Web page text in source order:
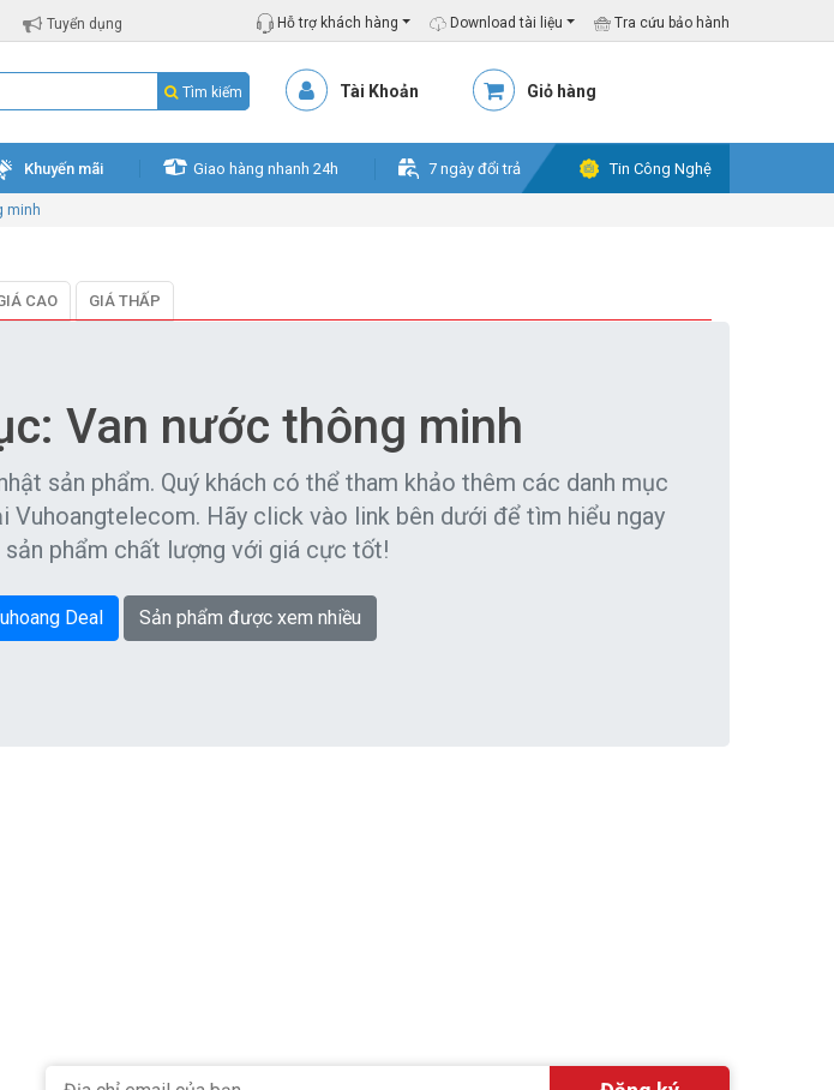
Tuyển dụng Hỗ trợ khách hàng Download tài liệu Tra cứu bảo hành
Tìm kiếm Tài Khoản Giỏ hàng
Khuyến mãi Giao hàng nhanh 24h 7 ngày đổi trả Tin Công Nghệ
minh
CAO GIÁ THẤP
Van nước thông minh
sản phẩm. Quý khách có thể tham khảo thêm các danh mục
Vuhoangtelecom. Hãy click vào link bên dưới để tìm hiểu ngay
sản phẩm chất lượng với giá cực tốt!
Deal Sản phẩm được xem nhiều